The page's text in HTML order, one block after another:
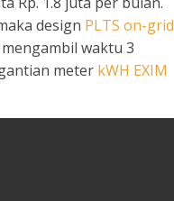
design PLTS on-grid
waktu 3
meter kWH EXIM